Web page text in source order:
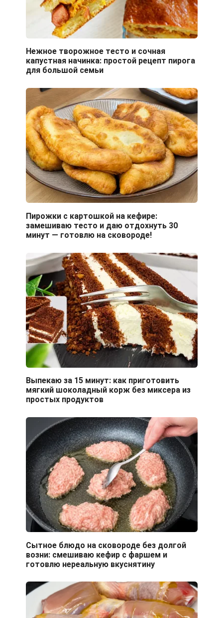
Нежное творожное тесто и сочная
капустная начинка: простой рецепт пирога
для большой семьи
Пирожки с картошкой на кефире:
замешиваю тесто и даю отдохнуть 30
минут — готовлю на сковороде!
Выпекаю за 15 минут: как приготовить
мягкий шоколадный корж без миксера из
простых продуктов
Сытное блюдо на сковороде без долгой
возни: смешиваю кефир с фаршем и
готовлю нереальную вкуснятину